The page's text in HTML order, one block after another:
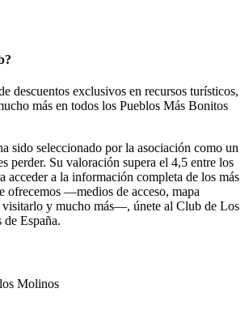
descuentos exclusivos en recursos turísticos,
más en todos los Pueblos Más Bonitos
sido seleccionado por la asociación como un
perder. Su valoración supera el 4,5 entre los
acceder a la información completa de los más
ofrecemos —medios de acceso, mapa
y mucho más—, únete al Club de Los
España.
Molinos